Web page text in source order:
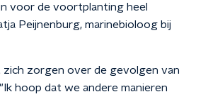
voor de voortplanting heel
Peijnenburg, marinebioloog bij
zich zorgen over de gevolgen van
hoop dat we andere manieren